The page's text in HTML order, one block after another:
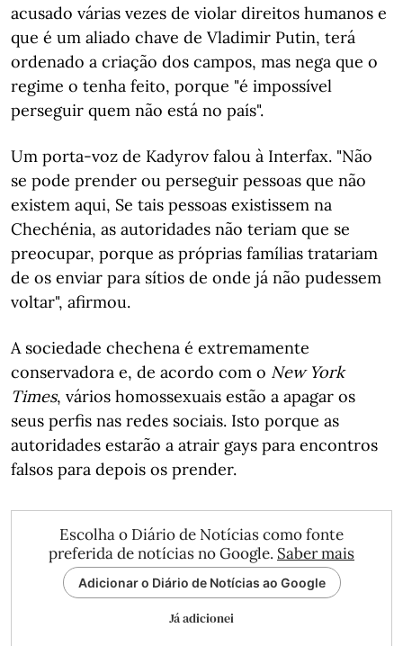
acusado várias vezes de violar direitos humanos e
que é um aliado chave de Vladimir Putin, terá
ordenado a criação dos campos, mas nega que o
regime o tenha feito, porque "é impossível
perseguir quem não está no país".
Um porta-voz de Kadyrov falou à Interfax. "Não
se pode prender ou perseguir pessoas que não
existem aqui, Se tais pessoas existissem na
Chechénia, as autoridades não teriam que se
preocupar, porque as próprias famílias tratariam
de os enviar para sítios de onde já não pudessem
voltar", afirmou.
A sociedade chechena é extremamente
conservadora e, de acordo com o New York
Times, vários homossexuais estão a apagar os
seus perfis nas redes sociais. Isto porque as
autoridades estarão a atrair gays para encontros
falsos para depois os prender.
Escolha o Diário de Notícias como fonte
preferida de notícias no Google. Saber mais
Adicionar o Diário de Notícias ao Google
Já adicionei